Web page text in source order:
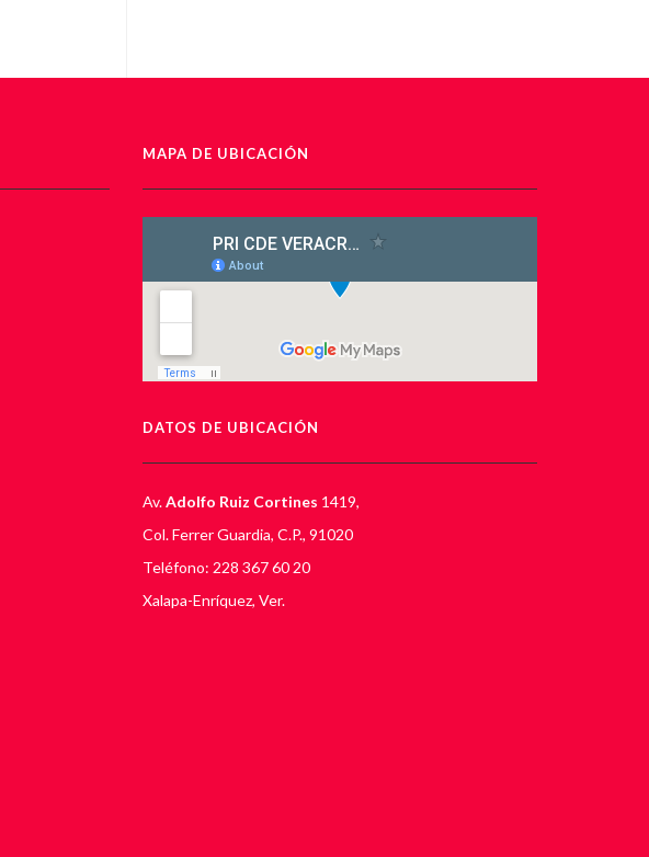
MAPA DE UBICACIÓN
DATOS DE UBICACIÓN
Av.Adolfo Ruiz Cortines 1419,
Col. Ferrer Guardia, C.P., 91020
Teléfono: 228 367 60 20
Xalapa-Enríquez, Ver.